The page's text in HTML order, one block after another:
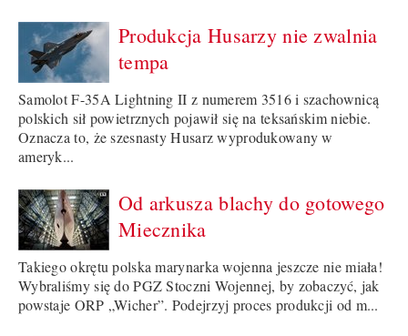
Produkcja Husarzy nie zwalnia
tempa
Samolot F-35A Lightning II z numerem 3516 i szachownicą
polskich sił powietrznych pojawił się na teksańskim niebie.
Oznacza to, że szesnasty Husarz wyprodukowany w
ameryk...
Od arkusza blachy do gotowego
Miecznika
Takiego okrętu polska marynarka wojenna jeszcze nie miała!
Wybraliśmy się do PGZ Stoczni Wojennej, by zobaczyć, jak
powstaje ORP „Wicher”. Podejrzyj proces produkcji od m...